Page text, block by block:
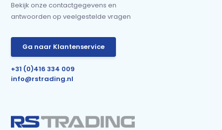
Bekijk onze contactgegevens en
antwoorden op veelgestelde vragen
Ga naar Klantenservice
+31 (0)416 334 009
info@rstrading.nl